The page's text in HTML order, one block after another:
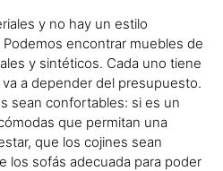
y no hay un estilo
encontrar muebles de
y sintéticos. Cada uno tiene
a depender del presupuesto.
sean confortables: si es un
que permitan una
que los cojines sean
los sofás adecuada para poder